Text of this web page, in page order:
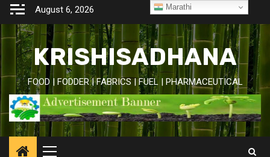
Skip
content
August 6, 2026
KRISHISADHANA
FOOD | FODDER | FABRICS | FUEL | PHARMACEUTICAL
Marathi